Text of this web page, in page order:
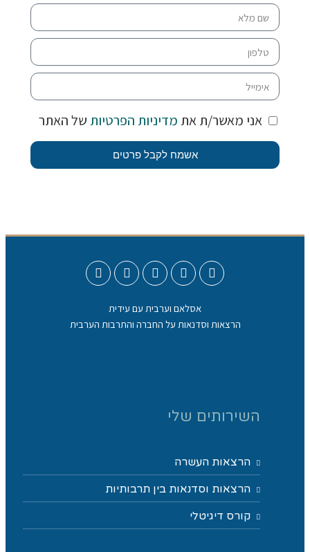
אני מאשר/ת אתמדיניות הפרטיותשל האתר
אשמח לקבל פרטים
אסלאם וערבית עם עידית
הרצאות וסדנאות על החברה והתרבות הערבית
השירותים שלי
הרצאות העשרה
הרצאות וסדנאות בין תרבותיות
קורס דיגיטלי